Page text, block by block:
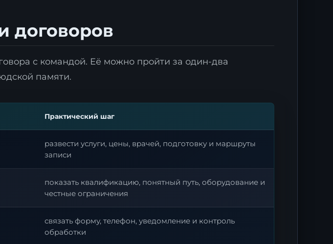
договоров
с командой. Её можно пройти за один-два
памяти.
Практический шаг
развести услуги, цены, врачей, подготовку и маршруты
записи
показать квалификацию, понятный путь, оборудование и
честные ограничения
связать форму, телефон, уведомление и контроль
обработки
персональных данных
заявку